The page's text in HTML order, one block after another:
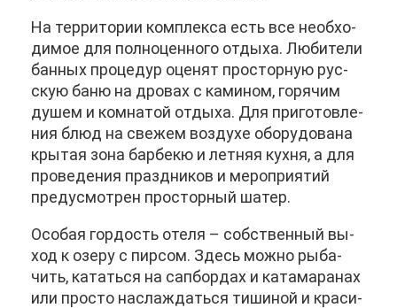
На тер­ри­то­рии ком­плек­са есть все необ­хо­
ди­мое для пол­но­цен­но­го от­ды­ха. Лю­би­те­ли
бан­ных про­це­дур оце­нят про­стор­ную рус­
скую ба­ню на дро­вах с ка­ми­ном, го­ря­чим
ду­шем и ком­на­той от­ды­ха. Для при­го­тов­ле­
ния блюд на све­жем воз­ду­хе обо­ру­до­ва­на
кры­тая зо­на бар­бекю и лет­няя кух­ня, а для
про­ве­де­ния празд­ни­ков и ме­ро­при­я­тий
преду­смот­рен про­стор­ный ша­тер.
Осо­бая гор­дость оте­ля – соб­ствен­ный вы­
ход к озе­ру с пир­сом. Здесь мож­но ры­ба­
чить, ка­тать­ся на са­п­бор­дах и ка­та­ма­ра­нах
или про­сто на­сла­ждать­ся ти­ши­ной и кра­си­